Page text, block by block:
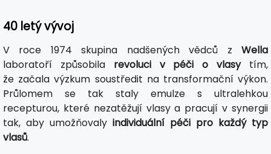
40 letý vývoj
V roce 1974 skupina nadšených vědců z Wella
laboratoří způsobila revoluci v péči o vlasytím,
že začala výzkum soustředit na transformační výkon.
Průlomem se tak staly emulze s ultralehkou
recepturou, které nezatěžují vlasy a pracují v synergii
tak, aby umožňovaly individuální péči pro každý typ
vlasů.